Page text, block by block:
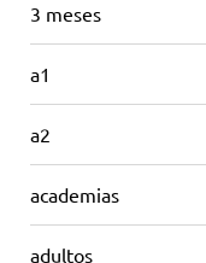
3 meses
a1
a2
academias
adultos